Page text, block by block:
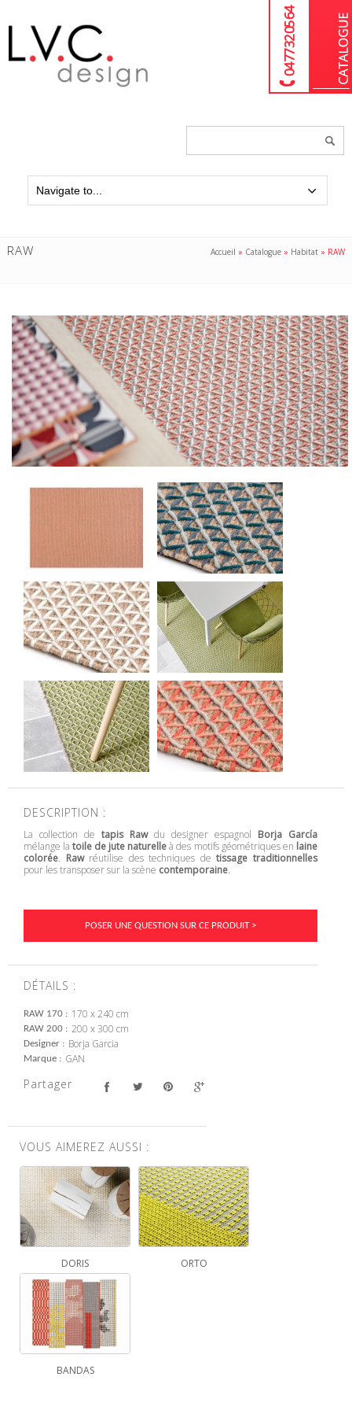
04 77 32 05 64
RAW Accueil » Catalogue » Habitat » RAW
DESCRIPTION :
La collection de tapis Rawdu designer espagnol Borja García
mélange latoile de jute naturelleà des motifs géométriques en laine
colorée. Rawréutilise des techniques detissage traditionnelles
pour les transposer sur la scène contemporaine.
POSER UNE QUESTION SUR CE PRODUIT >
DÉTAILS :
RAW 170 170 x 240 cm
RAW 200 200 x 300 cm
Designer Borja Garcia
Marque GAN
Partager
VOUS AIMEREZ AUSSI :
DORIS ORTO
BANDAS